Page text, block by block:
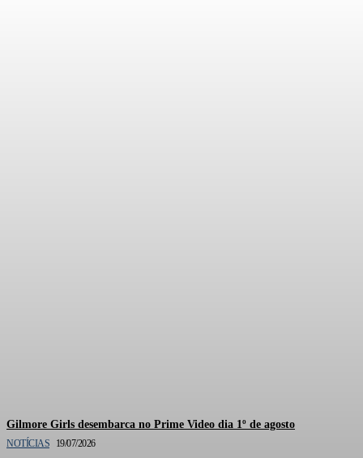
Gilmore Girls desembarca no Prime Video dia 1º de agosto
NOTÍCIAS 19/07/2026